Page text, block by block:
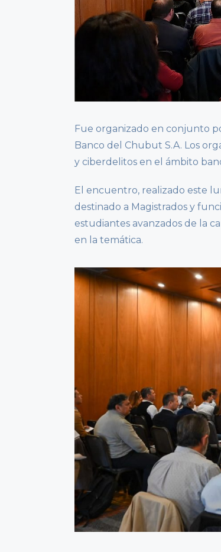
Fue organizado en conjunto
Banco del Chubut S.A. Los
y ciberdelitos en el ámbito
El encuentro, realizado este
destinado a Magistrados y
estudiantes avanzados de la
en la temática.